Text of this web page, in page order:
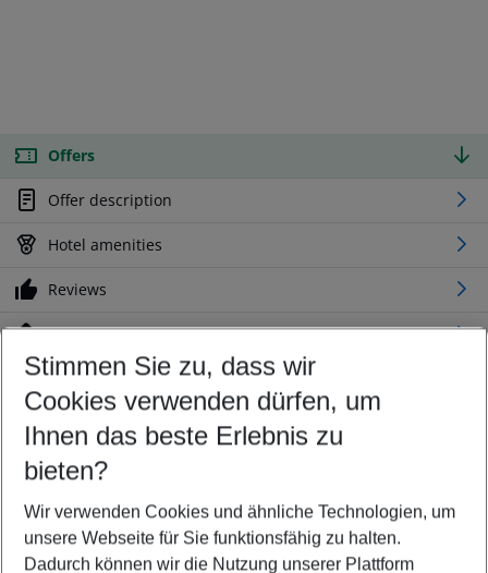
Offers
Offer description
Hotel amenities
Reviews
Location
Customize your offer
Find the perfect deal which suits your best
Your departure airport
Any airport
Select your date range
07/08/26–05/08/27 5-8 nights
Stimmen Sie zu, dass wir
Cookies verwenden dürfen, um
Ihnen das beste Erlebnis zu
bieten?
Wir verwenden Cookies und ähnliche Technologien, um
unsere Webseite für Sie funktionsfähig zu halten.
Dadurch können wir die Nutzung unserer Plattform